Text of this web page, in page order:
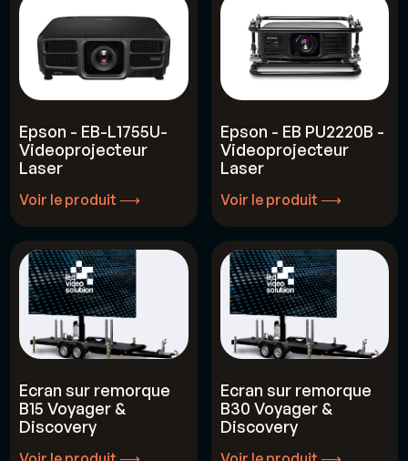
Epson - EB-L1755U-
Videoprojecteur
Laser
Voir le produit ⟶
Epson - EB PU2220B -
Videoprojecteur
Laser
Voir le produit ⟶
Ecran sur remorque
B15 Voyager &
Discovery
Ecran sur remorque
B30 Voyager &
Discovery